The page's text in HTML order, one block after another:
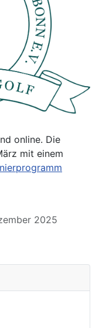
online. Die
mit einem
2025